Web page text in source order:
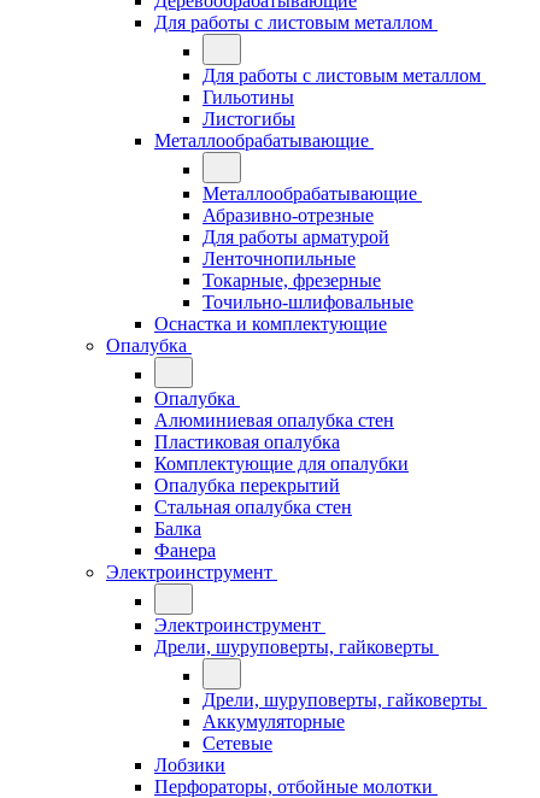
Для работы с листовым металлом
Для работы с листовым металлом
Гильотины
Листогибы
Металлообрабатывающие
Металлообрабатывающие
Абразивно-отрезные
Для работы арматурой
Ленточнопильные
Токарные, фрезерные
Точильно-шлифовальные
Оснастка и комплектующие
Опалубка
Опалубка
Алюминиевая опалубка стен
Пластиковая опалубка
Комплектующие для опалубки
Опалубка перекрытий
Стальная опалубка стен
Балка
Фанера
Электроинструмент
Электроинструмент
Дрели, шуруповерты, гайковерты
Дрели, шуруповерты, гайковерты
Аккумуляторные
Сетевые
Лобзики
Перфораторы, отбойные молотки